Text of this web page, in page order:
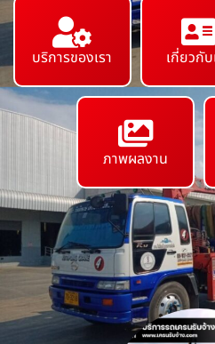
บริการของเรา เกี่ยวกับ
ภาพผลงาน